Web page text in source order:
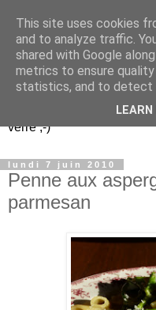
Un peu
coings...
Découvrir le monde.
verre ;-)
lundi 7 juin 2010
Penne aux
parmesan
This site uses cookies
and to analyze traffic.
shared with Google
metrics to ensure
statistics, and to detect